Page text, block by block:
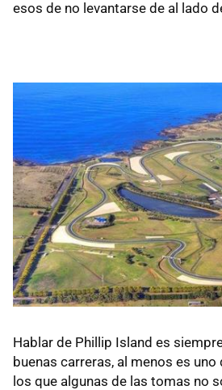
esos de no levantarse de al lado
Hablar de Phillip Island es
buenas carreras, al menos es
los que algunas de las tomas no